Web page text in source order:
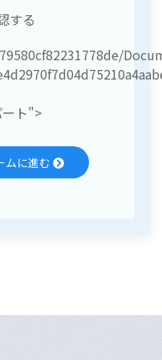
する
ト">
ムに進む